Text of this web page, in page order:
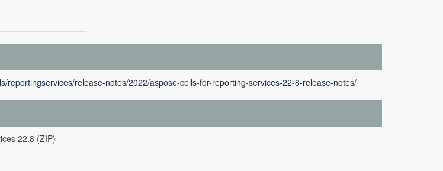
reportingservices/release-notes/2022/aspose-cells-for-reporting-services-22-8-release-notes/
22.8 (ZIP)